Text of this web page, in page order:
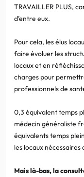
TRAVAILLER PLUS,
d’entre eux.
Pour cela, les élus
faire évoluer les
locaux et en
charges pour
professionnels de
0,3 équivalent temps
médecin généraliste
équivalents temps
les locaux nécessaires
Mais là-bas, la